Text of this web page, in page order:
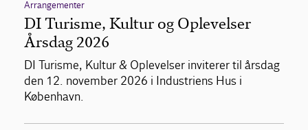
Arrangementer
DI Turisme, Kultur og Oplevelser
Årsdag 2026
DI Turisme, Kultur & Oplevelser inviterer til årsdag
den 12. november 2026 i Industriens Hus i
København.